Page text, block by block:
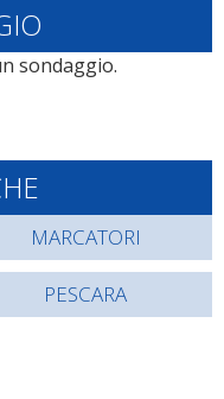
sondaggio.
MARCATORI
PESCARA